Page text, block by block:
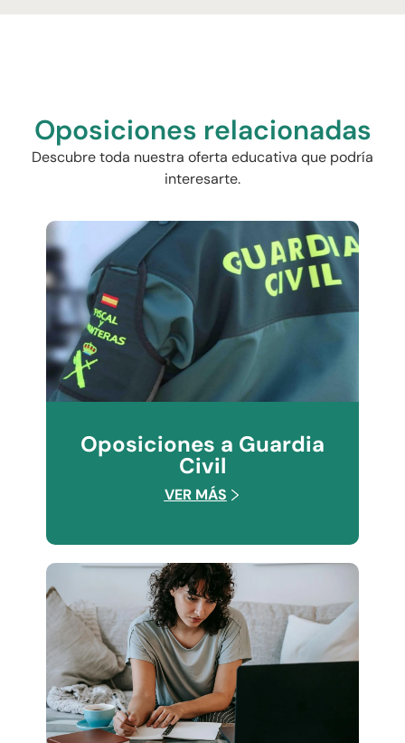
Oposiciones relacionadas
Descubre toda nuestra oferta educativa que podría
interesarte.
Oposiciones a Guardia
Civil
VER MÁS